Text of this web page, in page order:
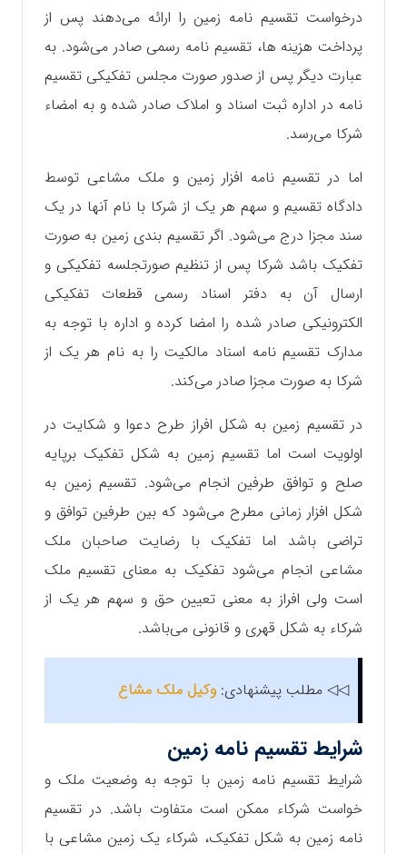
درخواست تقسیم نامه زمین را ارائه می‌دهند پس از
پرداخت هزینه ها، تقسیم نامه رسمی صادر می‌شود. به
عبارت دیگر پس از صدور صورت مجلس تفکیکی تقسیم
نامه در اداره ثبت اسناد و املاک صادر شده و به امضاء
شرکا می‌رسد.
اما در تقسیم نامه افزار زمین و ملک مشاعی توسط
دادگاه تقسیم و سهم هر یک از شرکا با نام آنها در یک
سند مجزا درج می‌شود. اگر تقسیم بندی زمین به صورت
تفکیک باشد شرکا پس از تنظیم صورتجلسه تفکیکی و
ارسال آن به دفتر اسناد رسمی قطعات تفکیکی
الکترونیکی صادر شده را امضا کرده و اداره با توجه به
مدارک تقسیم نامه اسناد مالکیت را به نام هر یک از
شرکا به صورت مجزا صادر می‌کند.
در تقسیم زمین به شکل افراز طرح دعوا و شکایت در
اولویت است اما تقسیم زمین به شکل تفکیک برپایه
صلح و توافق طرفین انجام می‌شود. تقسیم زمین به
شکل افزار زمانی مطرح می‌شود که بین طرفین توافق و
تراضی باشد اما تفکیک با رضایت صاحبان ملک
مشاعی انجام می‌شود تفکیک به معنای تقسیم ملک
است ولی افراز به معنی تعیین حق و سهم هر یک از
شرکاء به شکل قهری و قانونی می‌باشد.
◁◁ مطلب پیشنهادی:وکیل ملک مشاع
شرایط تقسیم نامه زمین
شرایط تقسیم نامه زمین با توجه به وضعیت ملک و
خواست شرکاء ممکن است متفاوت باشد. در تقسیم
نامه زمین به شکل تفکیک، شرکاء یک زمین مشاعی با